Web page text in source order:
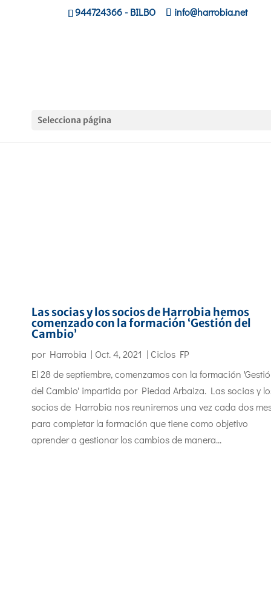
944724366- BILBO info@harrobia.net
Selecciona página
Las socias y los socios de Harrobia hemos
comenzado con la formación ‘Gestión del
Cambio’
por Harrobia | Oct. 4, 2021 | Ciclos FP
El 28 de septiembre, comenzamos con la formación
del Cambio' impartida por Piedad Arbaiza. Las socias y
socios de Harrobia nos reuniremos una vez cada dos
para completar la formación que tiene como objetivo
aprender a gestionar los cambios de manera...